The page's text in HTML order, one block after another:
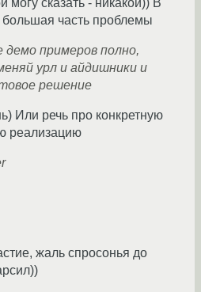
могу сказать - никакой)) В
большая часть проблемы
примеров полно,
урл и айдишники и
решение
Или речь про конкретную
реализацию
жаль спросонья до